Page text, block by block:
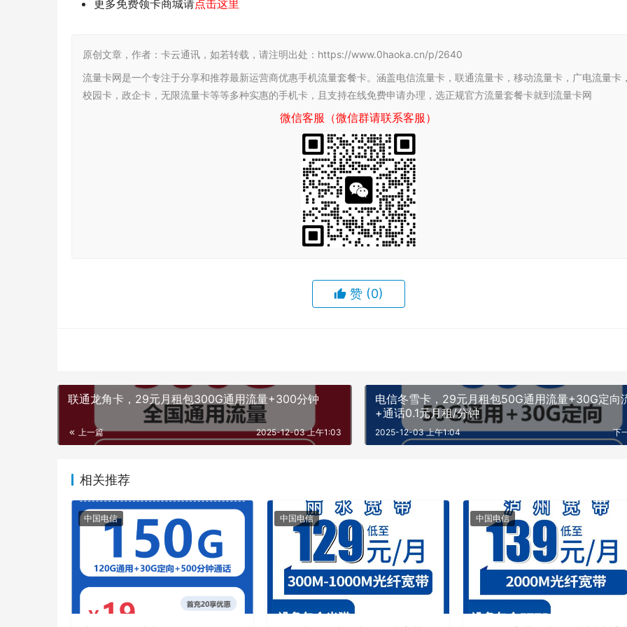
更多免费领卡商城请点击这里
原创文章，作者：卡云通讯，如若转载，请注明出处：https://www.0haoka.cn/p/2640
流量卡网是一个专注于分享和推荐最新运营商优惠手机流量套餐卡。涵盖电信流量卡，联通流量卡，移动流量卡，广电流量卡
校园卡，政企卡，无限流量卡等等多种实惠的手机卡，且支持在线免费申请办理，选正规官方流量套餐卡就到流量卡网
微信客服（微信群请联系客服）
赞 (0)
联通龙角卡，29元月租包300G通用流量+300分钟
上一篇 2025-12-03 上午1:03
电信冬雪卡，29元月租包50G通用流量+30G定向
+通话0.1元月租/分钟
下
2025-12-03 上午1:04
相关推荐
中国电信 中国电信 中国电信